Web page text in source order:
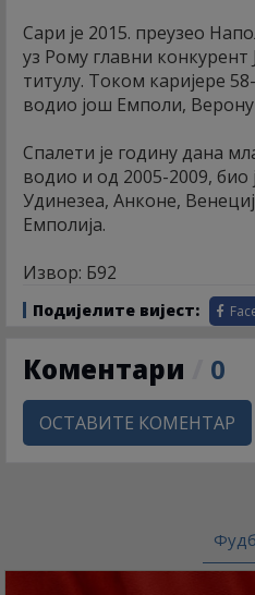
Сари је 2015. преузео
уз Рому главни конкурент
титулу. Током каријере
водио још Емполи, Верону
Спалети је годину дана
водио и од 2005-2009, био
Удинезеа, Анконе,
Емполија.
Извор: Б92
Подијелите вијест:
Коментари 0
ОСТАВИТЕ КОМЕНТАР